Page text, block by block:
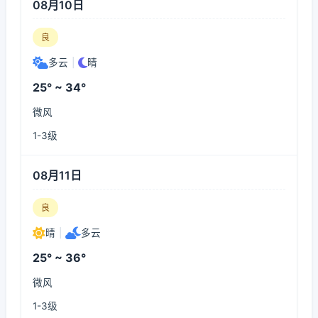
08月10日
良
多云 晴
25° ~ 34°
微风
1-3级
08月11日
良
晴 多云
25° ~ 36°
微风
1-3级